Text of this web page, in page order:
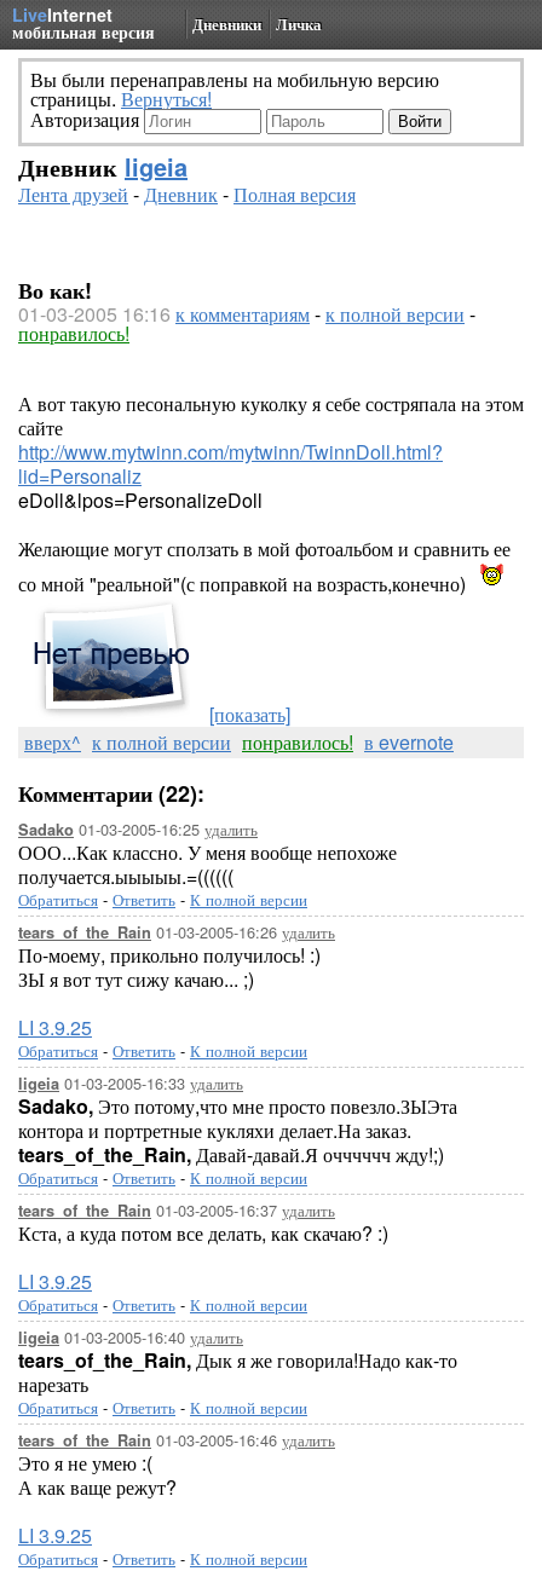
LiveInternet
мобильная версия Дневники Личка
Вы были перенаправлены на мобильную версию
страницы. Вернуться!
Авторизация
Дневник ligeia
Лента друзей -Дневник-Полная версия
Во как!
01-03-2005 16:16 к комментариям-к полной версии -
понравилось!
А вот такую песональную куколку я себе состряпала на этом
сайте
http://www.mytwinn.com/mytwinn/TwinnDoll.html?
lid=Personaliz
eDoll&lpos=PersonalizeDoll
Желающие могут сползать в мой фотоальбом и сравнить ее
со мной "реальной"(с поправкой на возрасть,конечно)
[показать]
вверх^ к полной версии понравилось! в evernote
Комментарии (22):
Sadako 01-03-2005-16:25 удалить
ООО...Как классно. У меня вообще непохоже
получается.ыыыыы.=((((((
Обратиться - Ответить - К полной версии
tears_of_the_Rain 01-03-2005-16:26 удалить
По-моему, прикольно получилось! :)
ЗЫ я вот тут сижу качаю... ;)
LI 3.9.25
Обратиться - Ответить - К полной версии
ligeia 01-03-2005-16:33 удалить
Sadako,Это потому,что мне просто повезло.ЗЫЭта
контора и портретные кукляхи делает.На заказ.
tears_of_the_Rain,Давай-давай.Я очччччч жду!;)
Обратиться - Ответить - К полной версии
tears_of_the_Rain 01-03-2005-16:37 удалить
Кста, а куда потом все делать, как скачаю? :)
LI 3.9.25
Обратиться - Ответить - К полной версии
ligeia 01-03-2005-16:40 удалить
tears_of_the_Rain,Дык я же говорила!Надо как-то
нарезать
Обратиться - Ответить - К полной версии
tears_of_the_Rain 01-03-2005-16:46 удалить
Это я не умею :(
А как ваще режут?
LI 3.9.25
Обратиться - Ответить - К полной версии